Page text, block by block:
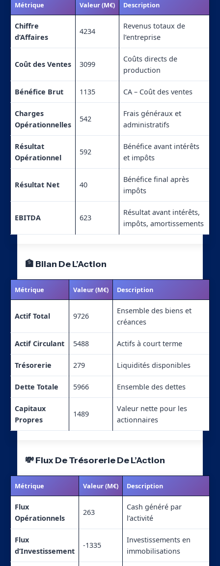
Métrique Valeur (M€) Description
Chiffre
d’Affaires
4234
Revenus totaux de
l’entreprise
Coût des Ventes 3099
Coûts directs de
production
Bénéfice Brut 1135 CA – Coût des ventes
Charges
Opérationnelles
542
Frais généraux et
administratifs
Résultat
Opérationnel
592
Bénéfice avant intérêts
et impôts
Résultat Net 40
Bénéfice final après
impôts
EBITDA 623
Résultat avant intérêts,
impôts, amortissements
🏦 Bilan De L’Action
Métrique Valeur (M€) Description
Actif Total 9726
Ensemble des biens et
créances
Actif Circulant 5488 Actifs à court terme
Trésorerie 279 Liquidités disponibles
Dette Totale 5966 Ensemble des dettes
Capitaux
Propres
1489
Valeur nette pour les
actionnaires
💸 Flux De Trésorerie De L’Action
Métrique Valeur (M€) Description
Flux
Opérationnels
263
Cash généré par
l’activité
Flux
d’Investissement
-1335
Investissements en
immobilisations